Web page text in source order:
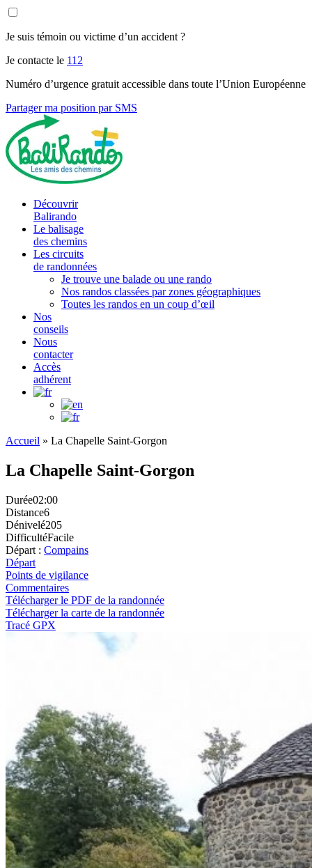
Je suis témoin ou victime d’un accident ?
Je contacte le 112
Numéro d’urgence gratuit accessible dans toute l’Union Européenne
Partager ma position par SMS
Découvrir
Balirando
Le balisage
des chemins
Les circuits
de randonnées
Je trouve une balade ou une rando
Nos randos classées par zones géographiques
Toutes les randos en un coup d’œil
Nos
conseils
Nous
contacter
Accès
adhérent
Accueil » La Chapelle Saint-Gorgon
La Chapelle Saint-Gorgon
Durée02:00
Distance6
Dénivelé205
DifficultéFacile
Départ : Compains
Départ
Points de vigilance
Commentaires
Télécharger le PDF de la randonnée
Télécharger la carte de la randonnée
Tracé GPX